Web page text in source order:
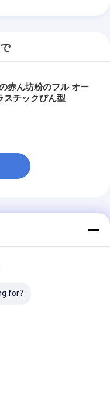
赤ん坊粉のフル オー
スチックびん型
for?